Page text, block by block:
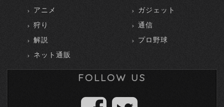
アニメ
ガジェット
狩り
通信
解説
プロ野球
ネット通販
FOLLOW US